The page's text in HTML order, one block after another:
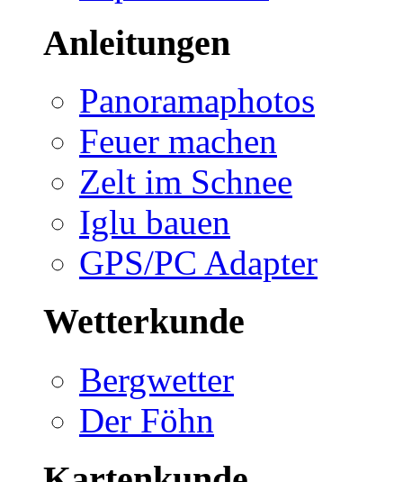
Anleitungen
Panoramaphotos
Feuer machen
Zelt im Schnee
Iglu bauen
GPS/PC Adapter
Wetterkunde
Bergwetter
Der Föhn